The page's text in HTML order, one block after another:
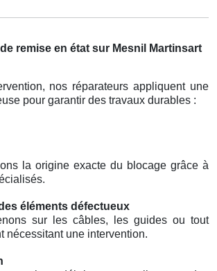
remise en état sur Mesnil Martinsart
nos réparateurs appliquent une
pour garantir des travaux durables :
la origine exacte du blocage grâce à
éléments défectueux
sur les câbles, les guides ou tout
nécessitant une intervention.